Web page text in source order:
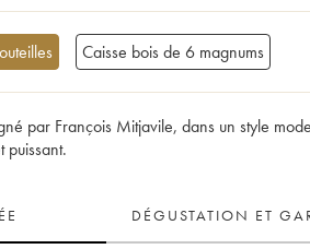
Caisse bois de 6 magnums
par François Mitjavile, dans un style
puissant.
DÉGUSTATION ET